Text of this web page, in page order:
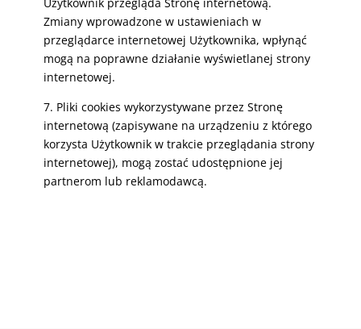
Zmiany wprowadzone w ustawieniach w
przeglądarce internetowej Użytkownika, wpłynąć
mogą na poprawne działanie wyświetlanej strony
internetowej.
7. Pliki cookies wykorzystywane przez Stronę
internetową (zapisywane na urządzeniu z którego
korzysta Użytkownik w trakcie przeglądania strony
internetowej), mogą zostać udostępnione jej
partnerom lub reklamodawcą.